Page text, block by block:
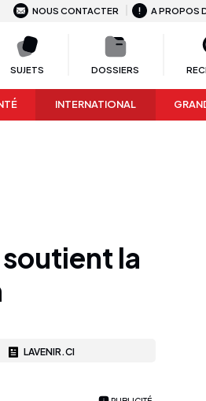
NOUS CONTACTER A PROPOS
SUJETS DOSSIERS
INTERNATIONAL
la
LAVENIR.CI